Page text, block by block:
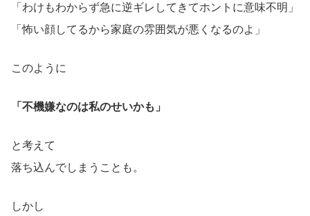
「わけもわからず急に逆ギレしてきてホントに意味不明」
「怖い顔してるから家庭の雰囲気が悪くなるのよ」
このように
「不機嫌なのは私のせいかも」
と考えて
落ち込んでしまうことも。
しかし